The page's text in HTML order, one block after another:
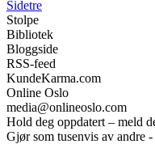
Sidetre
Stolpe
Bibliotek
Bloggside
RSS-feed
KundeKarma.com
Online Oslo
media@onlineoslo.com
Hold deg oppdatert – meld
Gjør som tusenvis av andre